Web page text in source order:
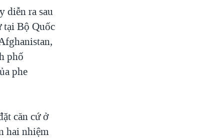
diễn ra sau
tại Bộ Quốc
phố
phe
căn cứ ở
hai nhiệm